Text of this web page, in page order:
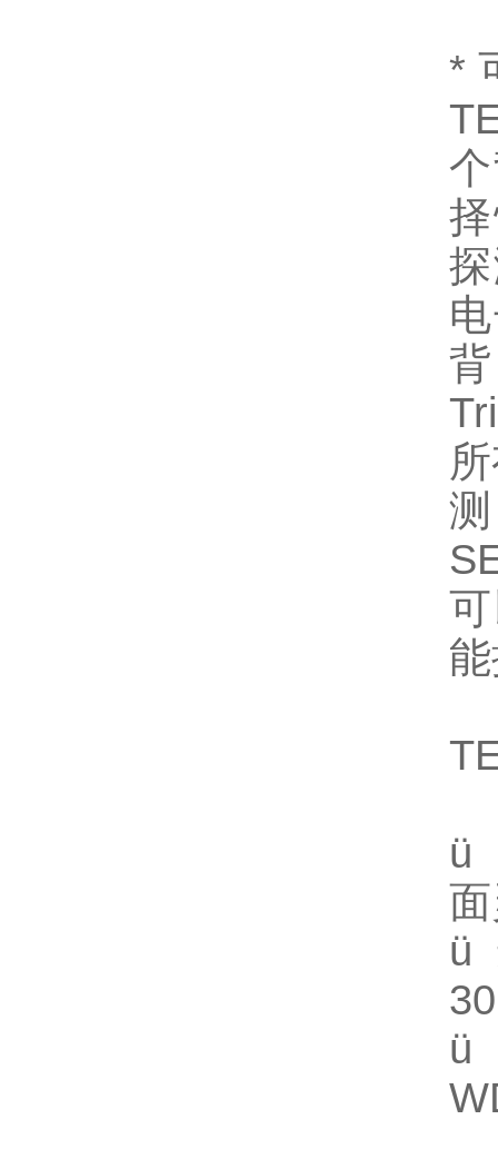
*
ü
ü
ü